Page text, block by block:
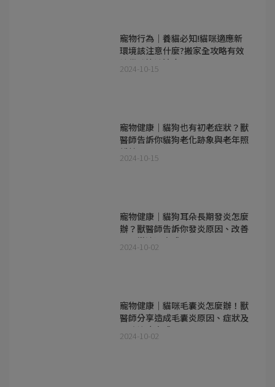
寵物行為｜養貓必知!貓咪適應新
環境該注意什麼?搬家全攻略有效
讓貓咪快速適應
2024-10-15
寵物健康｜貓狗也有初老症狀？獸
醫師告訴你貓狗老化跡象與老年照
護技巧
2024-10-15
寵物健康｜貓狗耳朵長期發炎怎麼
辦？獸醫師告訴你發炎原因、改善
及日常清潔方式
2024-10-02
寵物健康｜貓咪毛囊炎怎麼辦！獸
醫師分享造成毛囊炎原因、症狀及
預防治療方式
2024-10-02